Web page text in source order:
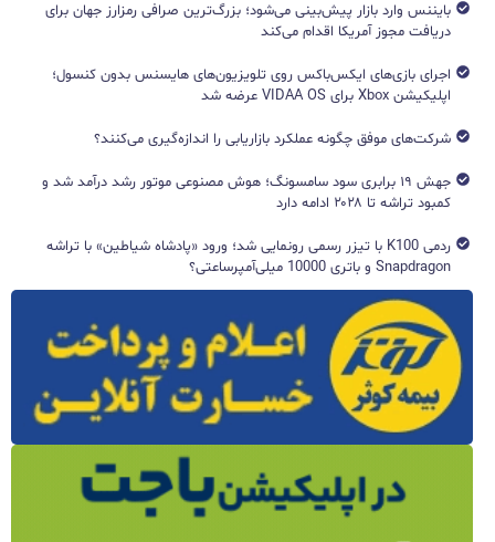
بایننس وارد بازار پیش‌بینی می‌شود؛ بزرگ‌ترین صرافی رمزارز جهان برای
دریافت مجوز آمریکا اقدام می‌کند
اجرای بازی‌های ایکس‌باکس روی تلویزیون‌های هایسنس بدون کنسول؛
اپلیکیشن Xbox برای VIDAA OS عرضه شد
شرکت‌های موفق چگونه عملکرد بازاریابی را اندازه‌گیری می‌کنند؟
جهش ۱۹ برابری سود سامسونگ؛ هوش مصنوعی موتور رشد درآمد شد و
کمبود تراشه تا ۲۰۲۸ ادامه دارد
ردمی K100 با تیزر رسمی رونمایی شد؛ ورود «پادشاه شیاطین» با تراشه
Snapdragon و باتری 10000 میلی‌آمپرساعتی؟